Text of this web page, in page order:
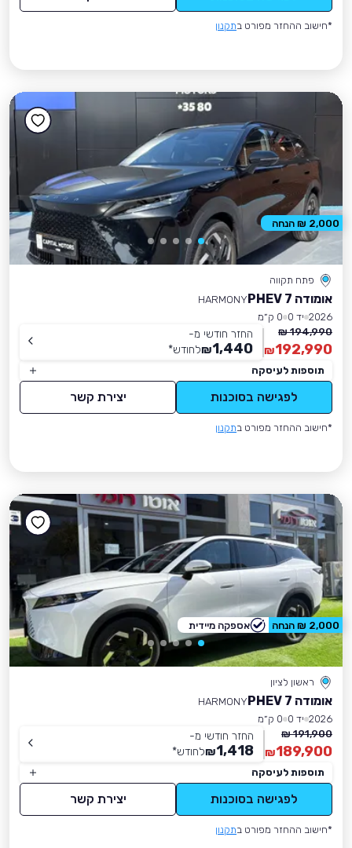
*חישוב ההחזר מפורט בתקנון
פתח תקווה
אומודה 7 PHEV
HARMONY
2026 יד 0
0 ק״מ
194,990 ₪
192,990
₪
החזר חודשי מ-
1,440
₪לחודש*
תוספות לעיסקה
לפגישה בסוכנות יצירת קשר
*חישוב ההחזר מפורט בתקנון
2,000 ₪ הנחה
ראשון לציון
אומודה 7 PHEV
HARMONY
2026 יד 0
0 ק״מ
191,900 ₪
189,900
₪
החזר חודשי מ-
1,418
₪לחודש*
תוספות לעיסקה
לפגישה בסוכנות יצירת קשר
*חישוב ההחזר מפורט בתקנון
2,000 ₪ הנחה אספקה מיידית